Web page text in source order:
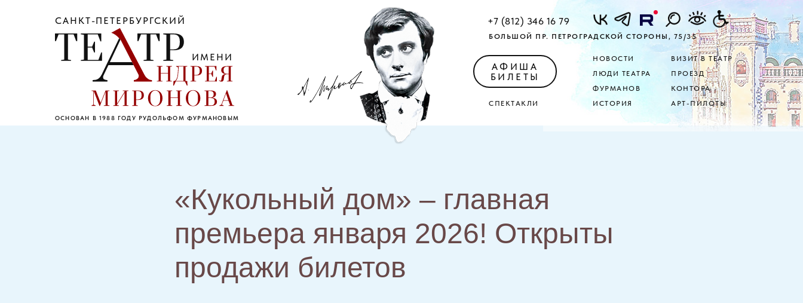
САНКТ-ПЕТЕРБУРГСКИЙ
ИМЕНИ
ОСНОВАН В 1988 ГОДУ РУДОЛЬФОМ ФУРМАНОВЫМ
+7 (812) 346 16 79
БОЛЬШОЙ ПР. ПЕТРОГРАДСКОЙ СТОРОНЫ, 75/35
АРТ-ПИЛОТЫ
КОНТОРА
ПРОЕЗД
ВИЗИТ В ТЕАТР
НОВОСТИ
ИСТОРИЯ
ФУРМАНОВ
ЛЮДИ ТЕАТРА
СПЕКТАКЛИ
АФИША
БИЛЕТЫ
«Кукольный дом» – главная
премьера января 2026! Открыты
продажи билетов